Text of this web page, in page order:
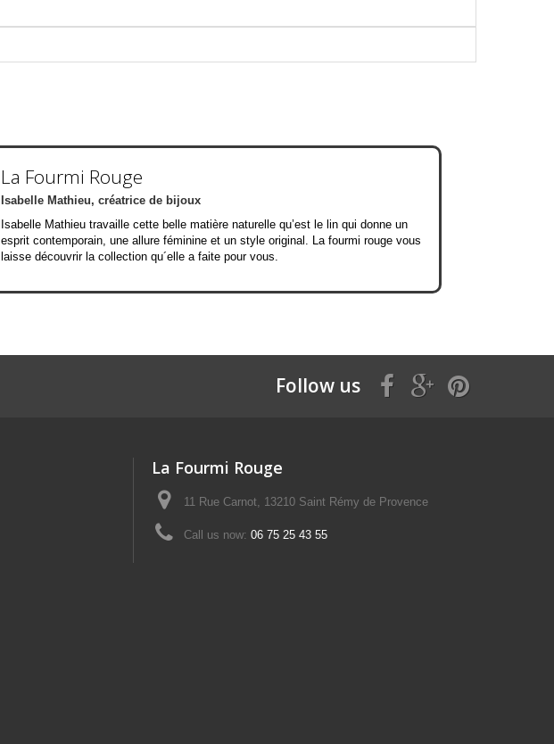
La Fourmi Rouge
Isabelle Mathieu, créatrice de bijoux
Isabelle Mathieu travaille cette belle matière naturelle qu’est le lin qui donne un
esprit contemporain, une allure féminine et un style original. La fourmi rouge vous
laisse découvrir la collection qu´elle a faite pour vous.
Follow us
La Fourmi Rouge
11 Rue Carnot, 13210 Saint Rémy de Provence
Call us now: 06 75 25 43 55